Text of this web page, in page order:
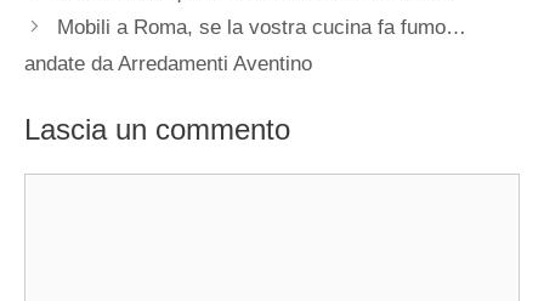
Mobili a Roma, se la vostra cucina fa fumo…
andate da Arredamenti Aventino
Lascia un commento